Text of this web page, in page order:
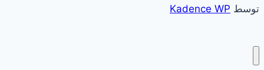
توسط Kadence WP